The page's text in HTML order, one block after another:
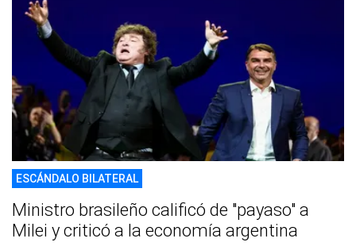
ESCÁNDALO BILATERAL
Ministro brasileño calificó de "payaso" a
Milei y criticó a la economía argentina